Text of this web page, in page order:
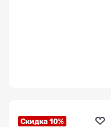
Скидка 10%